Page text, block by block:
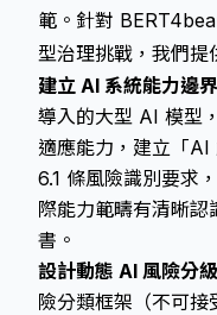
範。針對
型治理挑戰，我們提
建立 AI 系統能力邊
導入的大型 AI 模型
適應能力，建立「
6.1 條風險識別要求
際能力範疇有清晰
書。
設計動態 AI 風險分
險分類框架（不可